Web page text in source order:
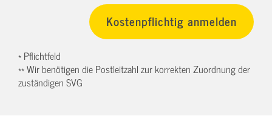
* Pflichtfeld
** Wir benötigen die Postleitzahl zur korrekten Zuordnung der
zuständigen SVG